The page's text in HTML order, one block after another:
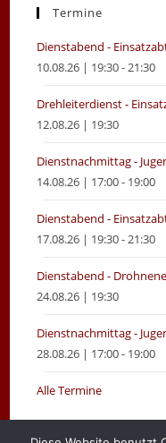
new
new
Termine
Dienstabend -
10.08.26 | 19:30 - 21:30
Drehleiterdienst -
12.08.26 | 19:30
Dienstnachmittag -
14.08.26 | 17:00 - 19:00
Dienstabend -
17.08.26 | 19:30 - 21:30
Dienstabend -
24.08.26 | 19:30
Dienstnachmittag -
28.08.26 | 17:00 - 19:00
Alle Termine